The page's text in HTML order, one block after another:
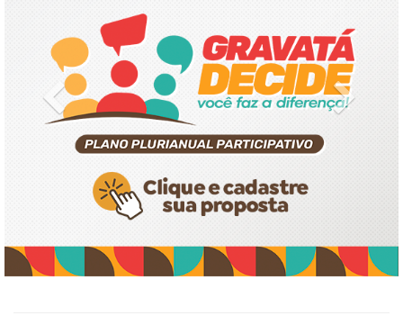
Previous